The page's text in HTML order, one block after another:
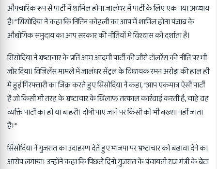
औपचारिक रूप से पार्टी में शामिल होना जालंधर में पार्टी के लिए एक नया अध्याय
है।” सिसोदिया ने कहा कि नितिन कोहली का आप में शामिल होना पंजाब के
औद्योगिक समुदाय का आप सरकार की नीतियों में विश्वास को दर्शाता है।
सिसोदिया ने भ्रष्टाचार के प्रति आम आदमी पार्टी की जीरो टॉलरेंस की नीति पर भी
जोर दिया। विजिलेंस मामले में जालंधर सेंट्रल के विधायक रमन अरोड़ा की हाल ही
में हुई गिरफ्तारी का जिक्र करते हुए सिसोदिया ने कहा, “आप एकमात्र ऐसी पार्टी
है जो किसी भी तरह के भ्रष्टाचार के खिलाफ तत्काल कार्रवाई करती है, चाहे वह
व्यक्ति पार्टी का हो या बाहरी। दोषी पाए जाने पर किसी को भी बख्शा नहीं जाता
है।”
सिसोदिया ने गुजरात का उदाहरण देते हुए भाजपा पर भ्रष्टाचार को बढ़ावा देने का
आरोप लगाया। उन्होंने कहा कि पिछले दिनों गुजरात के पंचायती राज मंत्री के बेटा